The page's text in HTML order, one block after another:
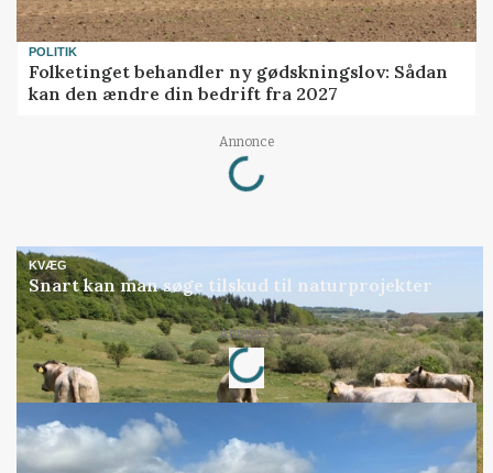
POLITIK
Folketinget behandler ny gødskningslov: Sådan
kan den ændre din bedrift fra 2027
Annonce
Loading...
KVÆG
Snart kan man søge tilskud til naturprojekter
Annonce
Loading...